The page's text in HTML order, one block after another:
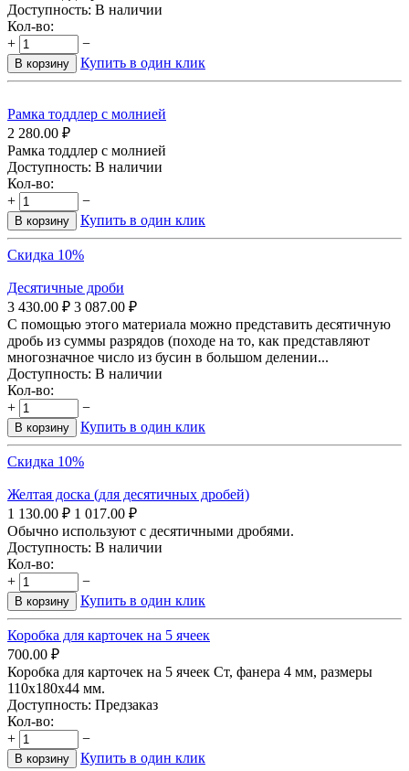
Доступность: В наличии
Кол-во:
+
−
В корзину Купить в один клик
Рамка тоддлер с молнией
2 280.00 ₽
Рамка тоддлер с молнией
Доступность: В наличии
Кол-во:
+
−
В корзину Купить в один клик
Скидка 10%
Десятичные дроби
3 430.00 ₽ 3 087.00 ₽
С помощью этого материала можно представить десятичную
дробь из суммы разрядов (походе на то, как представляют
многозначное число из бусин в большом делении...
Доступность: В наличии
Кол-во:
+
−
В корзину Купить в один клик
Скидка 10%
Желтая доска (для десятичных дробей)
1 130.00 ₽ 1 017.00 ₽
Обычно используют с десятичными дробями.
Доступность: В наличии
Кол-во:
+
−
В корзину Купить в один клик
Коробка для карточек на 5 ячеек
700.00 ₽
Коробка для карточек на 5 ячеек Ст, фанера 4 мм, размеры
110х180х44 мм.
Доступность: Предзаказ
Кол-во:
+
−
В корзину Купить в один клик